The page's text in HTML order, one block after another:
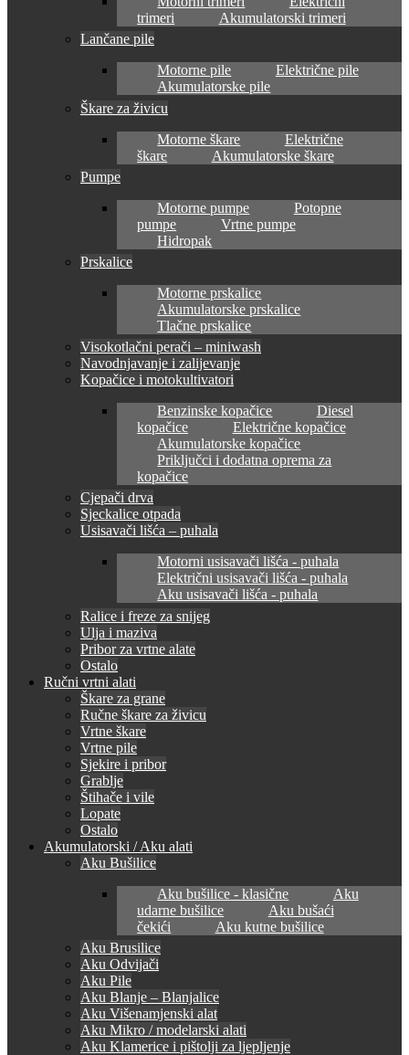
trimeri
Akumulatorski trimeri
Lančane pile
Motorne pile
Električne pile
Akumulatorske pile
Škare za živicu
Motorne škare
Električne
škare
Akumulatorske škare
Pumpe
Motorne pumpe
Potopne
pumpe
Vrtne pumpe
Hidropak
Prskalice
Motorne prskalice
Akumulatorske prskalice
Tlačne prskalice
Visokotlačni perači – miniwash
Navodnjavanje i zalijevanje
Kopačice i motokultivatori
Benzinske kopačice
Diesel
kopačice
Električne kopačice
Akumulatorske kopačice
Priključci i dodatna oprema za
kopačice
Cjepači drva
Sjeckalice otpada
Usisavači lišća – puhala
Motorni usisavači lišća - puhala
Električni usisavači lišća - puhala
Aku usisavači lišća - puhala
Ralice i freze za snijeg
Ulja i maziva
Pribor za vrtne alate
Ostalo
Ručni vrtni alati
Škare za grane
Ručne škare za živicu
Vrtne škare
Vrtne pile
Sjekire i pribor
Grablje
Štihače i vile
Lopate
Ostalo
Akumulatorski / Aku alati
Aku Bušilice
Aku bušilice - klasične
Aku
udarne bušilice
Aku bušaći
čekići
Aku kutne bušilice
Aku Brusilice
Aku Odvijači
Aku Pile
Aku Blanje – Blanjalice
Aku Višenamjenski alat
Aku Mikro / modelarski alati
Aku Klamerice i pištolji za ljepljenje